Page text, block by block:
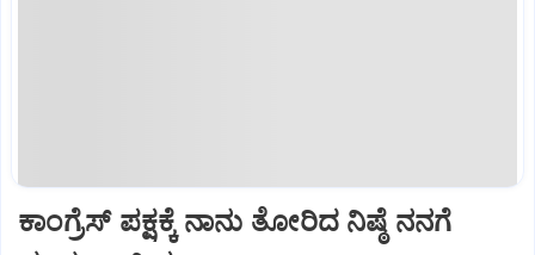
ಕಾಂಗ್ರೆಸ್ ಪಕ್ಷಕ್ಕೆ ನಾನು ತೋರಿದ ನಿಷ್ಠೆ ನನಗೆ